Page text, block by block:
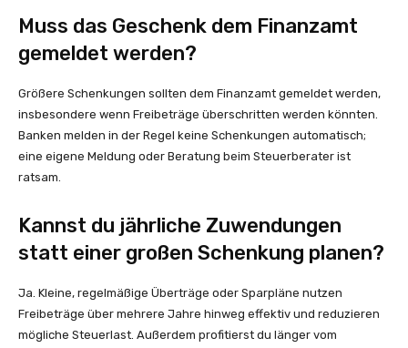
Muss das Geschenk dem Finanzamt
gemeldet werden?
Größere Schenkungen sollten dem Finanzamt gemeldet werden,
insbesondere wenn Freibeträge überschritten werden könnten.
Banken melden in der Regel keine Schenkungen automatisch;
eine eigene Meldung oder Beratung beim Steuerberater ist
ratsam.
Kannst du jährliche Zuwendungen
statt einer großen Schenkung planen?
Ja. Kleine, regelmäßige Überträge oder Sparpläne nutzen
Freibeträge über mehrere Jahre hinweg effektiv und reduzieren
mögliche Steuerlast. Außerdem profitierst du länger vom